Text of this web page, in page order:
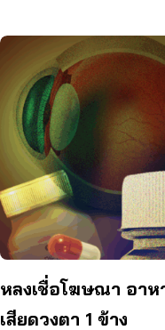
หลงเชื่อโฆษณา อา
เสียดวงตา 1 ข้าง